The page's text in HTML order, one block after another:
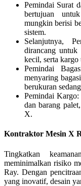
Pemindai Surat
bertujuan
mungkin berisi
sistem.
Selanjutnya,
dirancang
kecil, serta
Pemindai
menyaring
berukuran
Pemindai
dan barang
X.
Kontraktor Mesin X
Tingkatkan
meminimalkan risiko
Ray. Dengan
yang inovatif, desain